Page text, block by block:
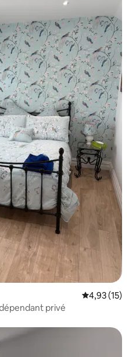
Évaluation
4,93 (15)
privé